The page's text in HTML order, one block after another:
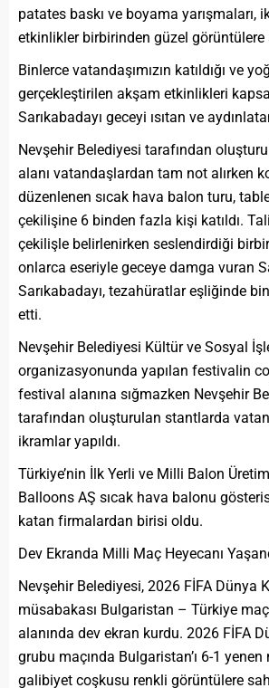
patates baskı ve boyama yarışmaları,
etkinlikler birbirinden güzel görüntülere
Binlerce vatandaşımızın katıldığı ve
gerçekleştirilen akşam etkinlikleri
Sarıkabadayı geceyi ısıtan ve
Nevşehir Belediyesi tarafından
alanı vatandaşlardan tam not alırken
düzenlenen sıcak hava balon turu,
çekilişine 6 binden fazla kişi katıldı.
çekilişle belirlenirken seslendirdiği
onlarca eseriyle geceye damga vuran
Sarıkabadayı, tezahüratlar eşliğinde
etti.
Nevşehir Belediyesi Kültür ve Sosyal
organizasyonunda yapılan festivalin
festival alanına sığmazken Nevşehir
tarafından oluşturulan stantlarda
ikramlar yapıldı.
Türkiye’nin İlk Yerli ve Milli Balon
Balloons AŞ sıcak hava balonu
katan firmalardan birisi oldu.
Dev Ekranda Milli Maç Heyecanı
Nevşehir Belediyesi, 2026 FİFA Dünya
müsabakası Bulgaristan – Türkiye
alanında dev ekran kurdu. 2026 FİFA
grubu maçında Bulgaristan’ı 6-1 yenen
galibiyet coşkusu renkli görüntülere